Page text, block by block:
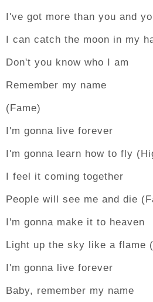
I've got more than you and
I can catch the moon in my
Don't you know who I am
Remember my name
(Fame)
I'm gonna live forever
I'm gonna learn how to fly
I feel it coming together
People will see me and die
I'm gonna make it to heaven
Light up the sky like a flame
I'm gonna live forever
Baby, remember my name